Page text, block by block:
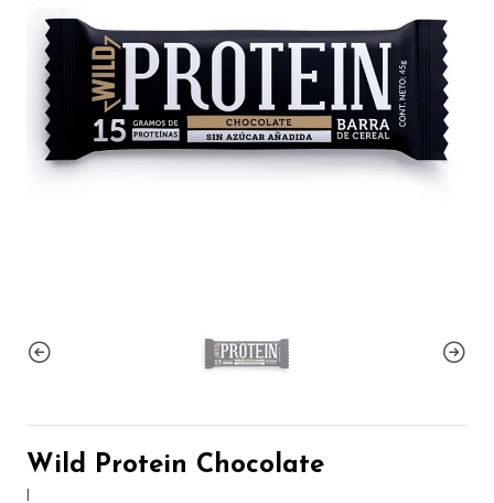
Wild Protein Chocolate
|